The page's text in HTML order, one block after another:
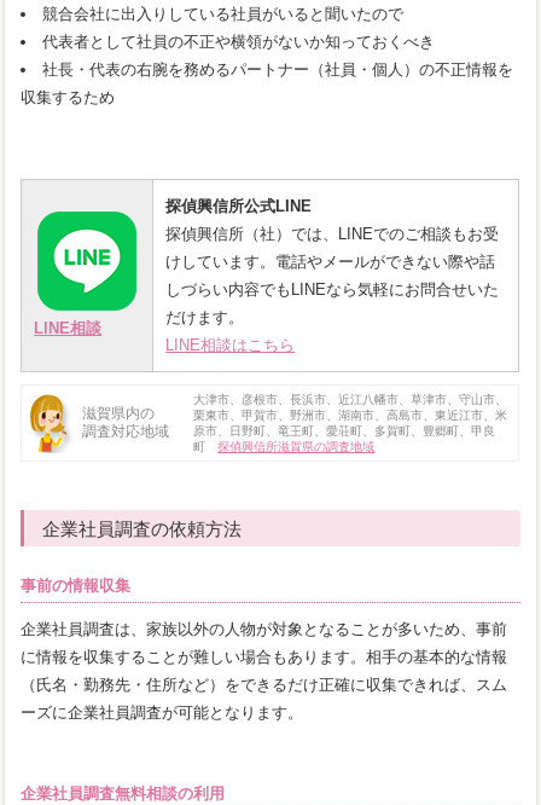
競合会社に出入りしている社員がいると聞いたので
代表者として社員の不正や横領がないか知っておくべき
社長・代表の右腕を務めるパートナー（社員・個人）の不正情報を
収集するため
LINE相談
探偵興信所公式LINE
探偵興信所（社）では、LINEでのご相談もお受
けしています。電話やメールができない際や話
しづらい内容でもLINEなら気軽にお問合せいた
だけます。
LINE相談はこちら
滋賀県内の
調査対応地域
大津市、彦根市、長浜市、近江八幡市、草津市、守山市、
栗東市、甲賀市、野洲市、湖南市、高島市、東近江市、米
原市、日野町、竜王町、愛荘町、多賀町、豊郷町、甲良
町探偵興信所滋賀県の調査地域
企業社員調査の依頼方法
事前の情報収集
企業社員調査は、家族以外の人物が対象となることが多いため、事前
に情報を収集することが難しい場合もあります。相手の基本的な情報
（氏名・勤務先・住所など）をできるだけ正確に収集できれば、スム
ーズに企業社員調査が可能となります。
企業社員調査無料相談の利用